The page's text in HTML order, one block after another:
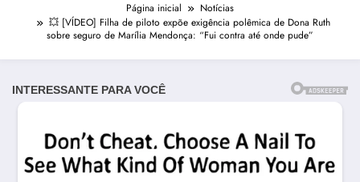
Página inicial
Notícias
💥 [VÍDEO] Filha de piloto expõe exigência polêmica de Dona Ruth
sobre seguro de Marília Mendonça: “Fui contra até onde pude”